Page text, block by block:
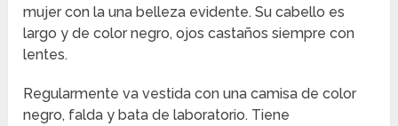
mujer con la una belleza evidente. Su cabello es
largo y de color negro, ojos castaños siempre con
lentes.
Regularmente va vestida con una camisa de color
negro, falda y bata de laboratorio. Tiene